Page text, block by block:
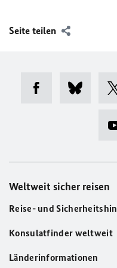
Seite teilen
Weltweit sicher reisen
Reise- und
Konsulatfinder weltweit
Länderinformationen